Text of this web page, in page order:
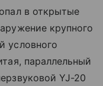
в открытые
крупного
условного
параллельный
YJ-20